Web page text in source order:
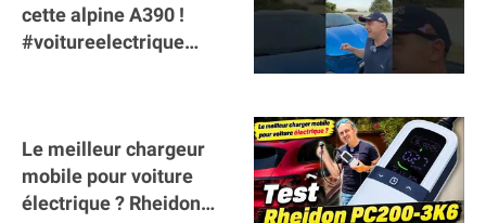
cette alpine A390 !
#voitureelectrique
Le meilleur chargeur
mobile pour voiture
électrique ? Rheidon